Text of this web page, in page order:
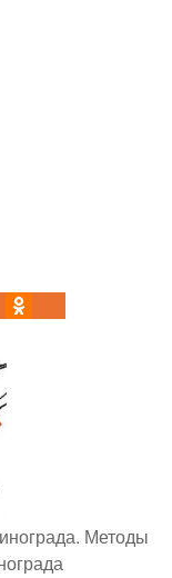
Методы